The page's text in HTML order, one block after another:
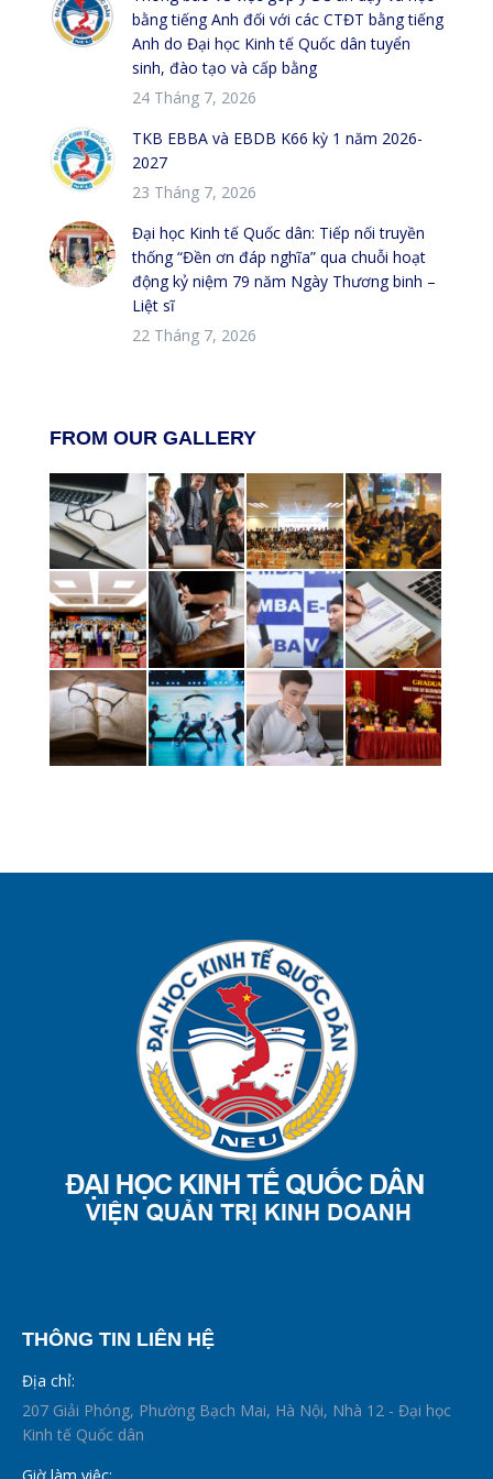
bằng tiếng Anh đối với các CTĐT bằng tiếng
Anh do Đại học Kinh tế Quốc dân tuyển
sinh, đào tạo và cấp bằng
24 Tháng 7, 2026
TKB EBBA và EBDB K66 kỳ 1 năm 2026-
2027
23 Tháng 7, 2026
Đại học Kinh tế Quốc dân: Tiếp nối truyền
thống “Đền ơn đáp nghĩa” qua chuỗi hoạt
động kỷ niệm 79 năm Ngày Thương binh –
Liệt sĩ
22 Tháng 7, 2026
FROM OUR GALLERY
THÔNG TIN LIÊN HỆ
Địa chỉ:
207 Giải Phóng, Phường Bạch Mai, Hà Nội, Nhà 12 - Đại học
Kinh tế Quốc dân